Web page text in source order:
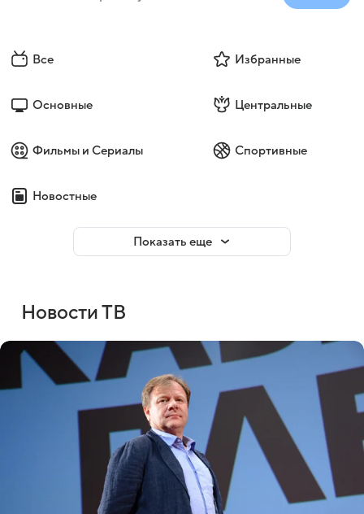
Все Избранные
Основные Центральные
Фильмы и Сериалы Спортивные
Новостные
Показать еще
Новости ТВ